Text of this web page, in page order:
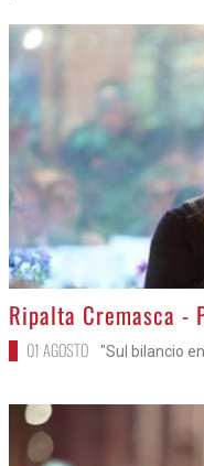
>
Ripalta Cremasca -
01 AGOSTO "Sul bilancio